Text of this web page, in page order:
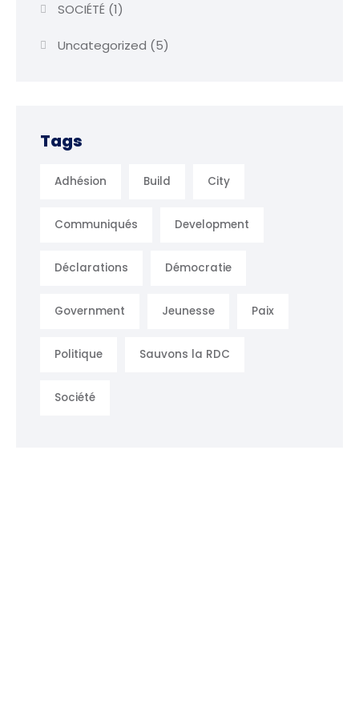
SOCIÉTÉ(1)
Uncategorized (5)
Tags
Adhésion Build City
Communiqués Development
Déclarations Démocratie
Government Jeunesse Paix
Politique Sauvons la RDC
Société